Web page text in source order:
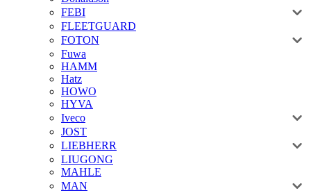
FEBI
FLEETGUARD
FOTON
Fuwa
HAMM
Hatz
HOWO
HYVA
Iveco
JOST
LIEBHERR
LIUGONG
MAHLE
MAN